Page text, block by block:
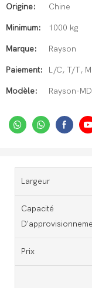
Origine: Chine
Minimum: 1000 kg
Marque: Rayson
Paiement: L/C, T/T,
Modèle: Rayson-MD
Largeur
Capacité
Prix